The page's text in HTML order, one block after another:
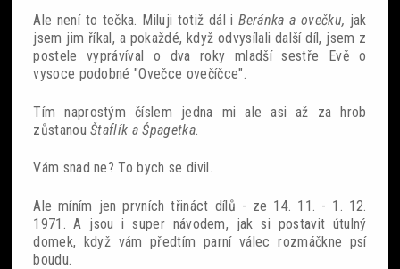
Ale není to tečka. Miluji totiž dál iBeránka a ovečku, jak
jsem jim říkal, a pokaždé, když odvysílali další díl, jsem z
postele vyprávíval o dva roky mladší sestře Evě o
vysoce podobné "Ovečce ovečíčce".
Tím naprostým číslem jedna mi ale asi až za hrob
zůstanouŠtaflík a Špagetka.
Vám snad ne? To bych se divil.
Ale míním jen prvních třináct dílů - ze 14. 11. - 1. 12.
1971. A jsou i super návodem, jak si postavit útulný
domek, když vám předtím parní válec rozmáčkne psí
boudu.